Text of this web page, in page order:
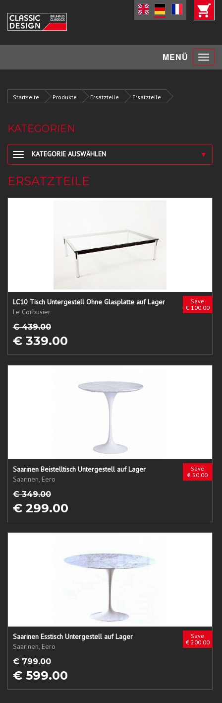
MENÜ Toggle
Startseite Produkte Ersatzteile Ersatzteile
KATEGORIEN
▼
KATEGORIE AUSWÄHLEN
ERSATZTEILE
Save
€ 100.00
LC10 Tisch Untergestell Ohne Glasplatte auf Lager
Le Corbusier
€ 439.00
€ 339.00
Save
€ 50.00
Saarinen Beistelltisch Untergestell auf Lager
Saarinen, Eero
€ 349.00
€ 299.00
Save
€ 200.00
Saarinen Esstisch Untergestell auf Lager
Saarinen, Eero
€ 799.00
€ 599.00